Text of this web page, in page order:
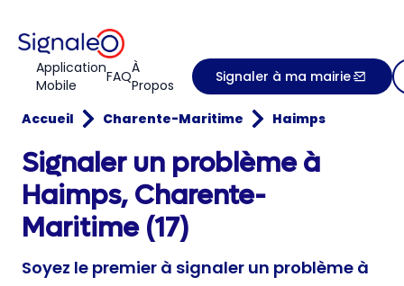
Application
Mobile
FAQÀ
Propos
Signaler à ma mairie
Accueil Charente-Maritime Haimps
Signaler un problème à
Haimps, Charente-
Maritime (17)
Soyez le premier à signaler un problème à